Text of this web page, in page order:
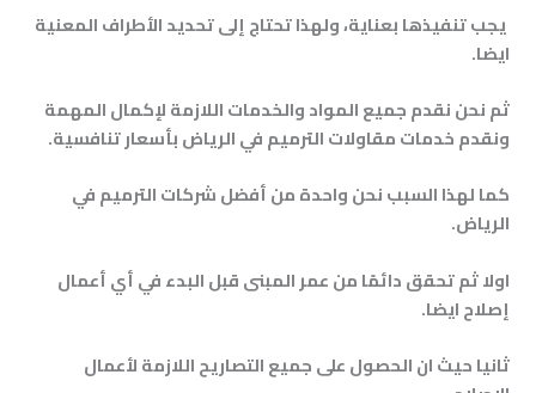
يجب تنفيذها بعناية، ولهذا تحتاج إلى تحديد الأطراف المعنية
ايضا.
ثم نحن نقدم جميع المواد والخدمات اللازمة لإكمال المهمة
ونقدم خدمات مقاولات الترميم في الرياض بأسعار تنافسية.
كما لهذا السبب نحن واحدة من أفضل شركات الترميم في
الرياض.
اولا ثم تحقق دائمًا من عمر المبنى قبل البدء في أي أعمال
إصلاح ايضا.
ثانيا حيث ان الحصول على جميع التصاريح اللازمة لأعمال